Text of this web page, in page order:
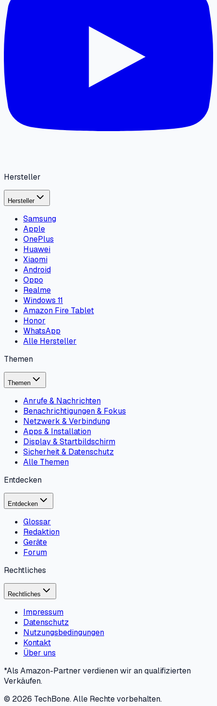
Hersteller
Hersteller
Samsung
Apple
OnePlus
Huawei
Xiaomi
Android
Oppo
Realme
Windows 11
Amazon Fire Tablet
Honor
WhatsApp
Alle Hersteller
Themen
Themen
Anrufe & Nachrichten
Benachrichtigungen & Fokus
Netzwerk & Verbindung
Apps & Installation
Display & Startbildschirm
Sicherheit & Datenschutz
Alle Themen
Entdecken
Entdecken
Glossar
Redaktion
Geräte
Forum
Rechtliches
Rechtliches
Impressum
Datenschutz
Nutzungsbedingungen
Kontakt
Über uns
*Als Amazon-Partner verdienen wir an qualifizierten
Verkäufen.
© 2026 TechBone.Alle Rechte vorbehalten.